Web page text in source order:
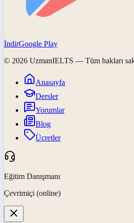
İndirGoogle Play
© 2026 UzmanIELTS — Tüm hakları
Anasayfa
Dersler
Yorumlar
Blog
Ücretler
Eğitim Danışmanı
Çevrimiçi (online)